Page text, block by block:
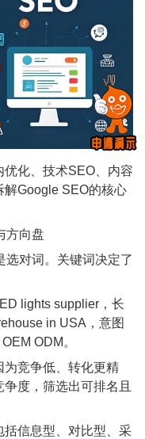
化、技术SEO、内容
Google SEO的核心
向盘
对词。关键词决定了
lights supplier，长
in USA，意图
ODM。
竞争低、转化更精
度，筛选出可排名且
信息型、对比型、采